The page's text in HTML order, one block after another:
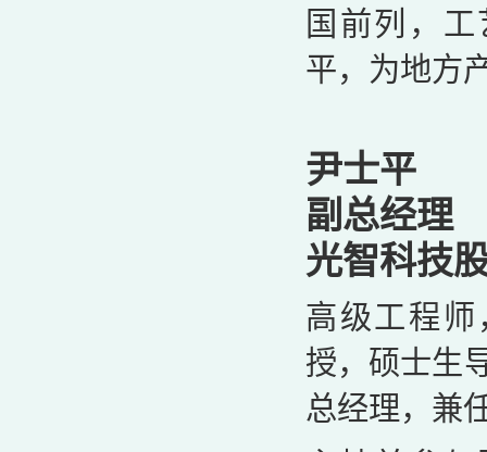
国前列，
平，为地方
尹士平
副总经理
光智科技
高级工程
授，硕士生
总经理，兼